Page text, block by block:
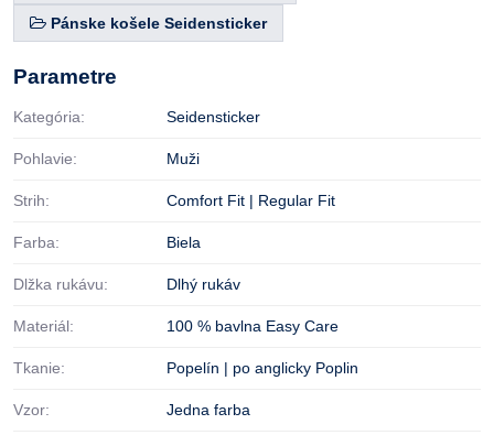
Pánske košele Seidensticker
Parametre
Kategória: Seidensticker
Pohlavie: Muži
Strih: Comfort Fit | Regular Fit
Farba: Biela
Dlžka rukávu: Dlhý rukáv
Materiál: 100 % bavlna Easy Care
Tkanie: Popelín | po anglicky Poplin
Vzor: Jedna farba